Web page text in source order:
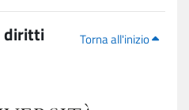
Torna all'inizio
diritti